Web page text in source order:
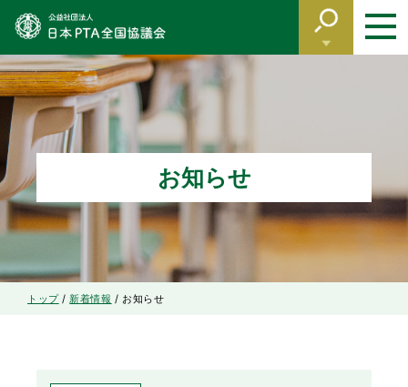
このページの本文へ
お知らせ
現
トップ/新着情報 / お知らせ